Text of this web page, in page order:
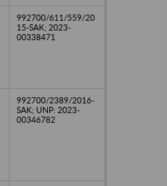
992700/611/559/20
15-SAK; 2023-
00338471
992700/2389/2016-
SAK; UNP: 2023-
00346782